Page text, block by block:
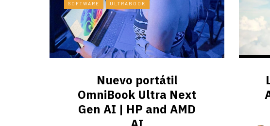
SOFTWARE ULTRABOOK
Nuevo portátil
OmniBook Ultra ​Next
Gen AI | HP and AMD